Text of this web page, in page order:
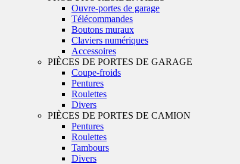
Ouvre-portes de garage
Télécommandes
Boutons muraux
Claviers numériques
Accessoires
PIÈCES DE PORTES DE GARAGE
Coupe-froids
Pentures
Roulettes
Divers
PIÈCES DE PORTES DE CAMION
Pentures
Roulettes
Tambours
Divers